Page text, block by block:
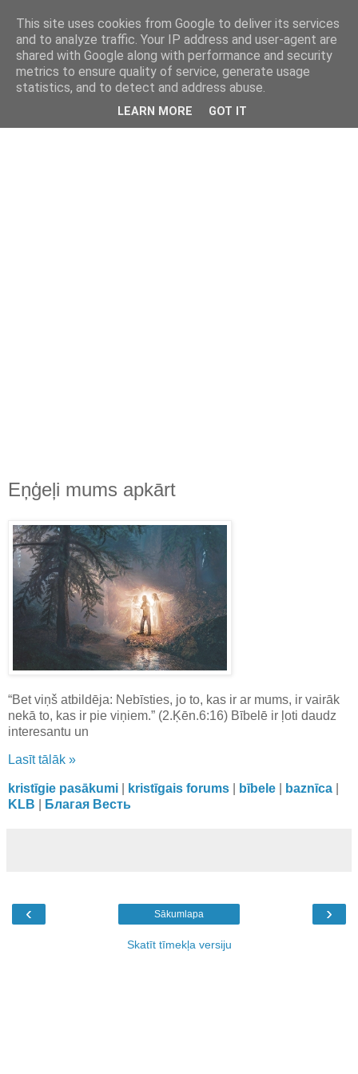
kristietim
viss, kas jāzin kristietim
Eņģeļi mums apkārt
“Bet viņš atbildēja: Nebīsties, jo to, kas ir ar mums, ir vairāk
nekā to, kas ir pie viņiem.” (2.Ķēn.6:16) Bībelē ir ļoti daudz
interesantu un
Lasīt tālāk »
kristīgie pasākumi kristīgais forums bībele baznīca
KLB
Благая Весть
‹ ›
Sākumlapa
Skatīt tīmekļa versiju
This site uses cookies from Google to deliver its services
and to analyze traffic. Your IP address and user-agent are
shared with Google along with performance and security
metrics to ensure quality of service, generate usage
statistics, and to detect and address abuse.
LEARN MORE GOT IT